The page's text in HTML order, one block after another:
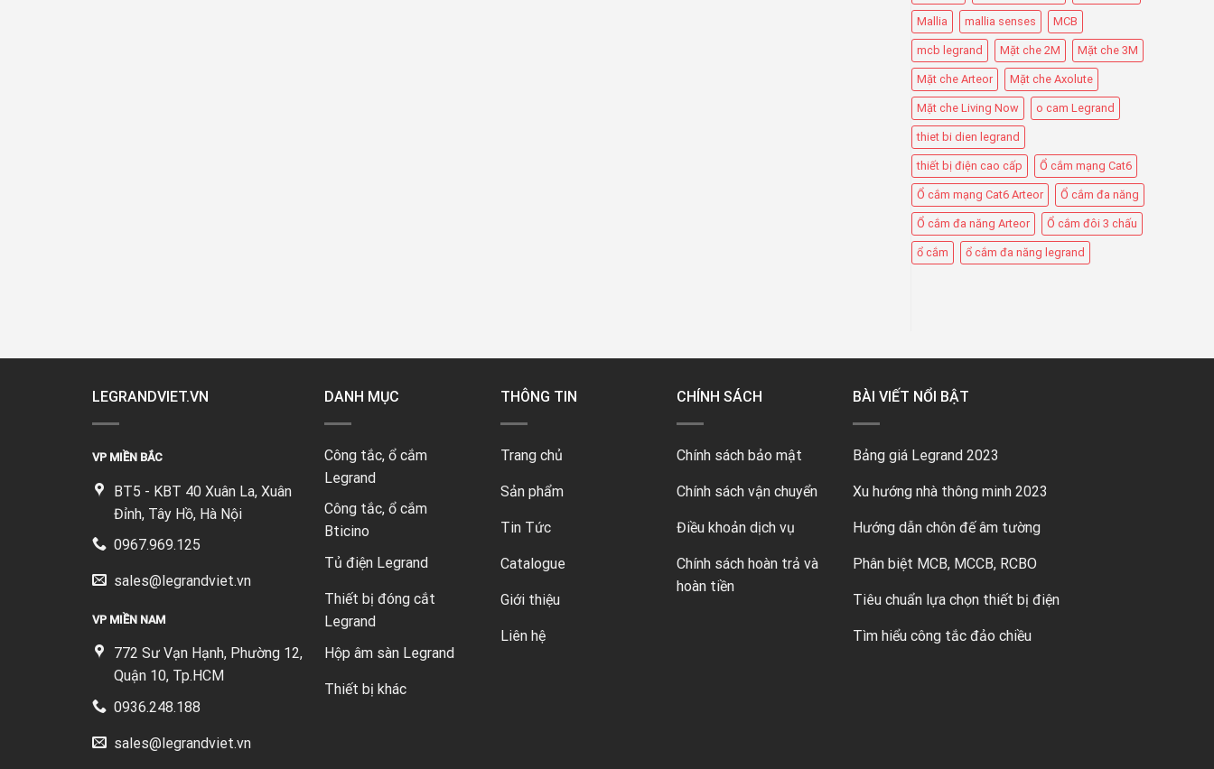
Mallia mallia senses MCB
mcb legrand Mặt che 2M Mặt che 3M
Mặt che Arteor Mặt che Axolute
Mặt che Living Now o cam Legrand
thiet bi dien legrand
thiết bị điện cao cấp Ổ cắm mạng Cat6
Ổ cắm mạng Cat6 Arteor Ổ cắm đa năng
Ổ cắm đa năng Arteor Ổ cắm đôi 3 chấu
ổ cắm ổ cắm đa năng legrand
LEGRANDVIET.VN
VP MIỀN BẮC
BT5 - KBT 40 Xuân La, Xuân
Đỉnh, Tây Hồ, Hà Nội
0967.969.125
sales@legrandviet.vn
VP MIỀN NAM
772 Sư Vạn Hạnh, Phường 12,
Quận 10, Tp.HCM
0936.248.188
sales@legrandviet.vn
DANH MỤC
Công tắc, ổ cắm
Legrand
Công tắc, ổ cắm
Bticino
Tủ điện Legrand
Thiết bị đóng cắt
Legrand
Hộp âm sàn Legrand
Thiết bị khác
THÔNG TIN
Trang chủ
Sản phẩm
Tin Tức
Catalogue
Giới thiệu
Liên hệ
CHÍNH SÁCH
Chính sách bảo mật
Chính sách vận chuyển
Điều khoản dịch vụ
Chính sách hoàn trả và
hoàn tiền
BÀI VIẾT NỔI BẬT
Bảng giá Legrand 2023
Xu hướng nhà thông minh 2023
Hướng dẫn chôn đế âm tường
Phân biệt MCB, MCCB, RCBO
Tiêu chuẩn lựa chọn thiết bị điện
Tìm hiểu công tắc đảo chiều